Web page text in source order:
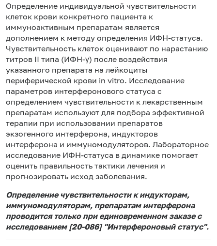
Определение индивидуальной чувствительности
клеток крови конкретного пациента к
иммуноактивным препаратам является
дополнением к методу определения ИФН-статуса.
Чувствительность клеток оценивают по нарастанию
титров II типа (ИФН-γ) после воздействия
указанного препарата на лейкоциты
периферической крови in vitro. Исследование
параметров интерферонового статуса с
определением чувствительности к лекарственным
препаратам используют для подбора эффективной
терапии при использовании препаратов
экзогенного интерферона, индукторов
интерферона и иммуномодуляторов. Лабораторное
исследование ИФН-статуса в динамике помогает
оценить правильность тактики лечения и
прогнозировать исход заболевания.
Определение чувствительности к индукторам,
иммуномодуляторам, препаратам интерферона
проводится только при единовременном заказе с
исследованием [20-086] "Интерфероновый статус".